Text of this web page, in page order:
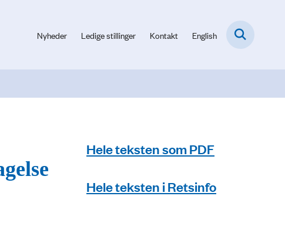
Nyheder Ledige stillinger Kontakt English
Hele teksten som PDF
Hele teksten i Retsinfo